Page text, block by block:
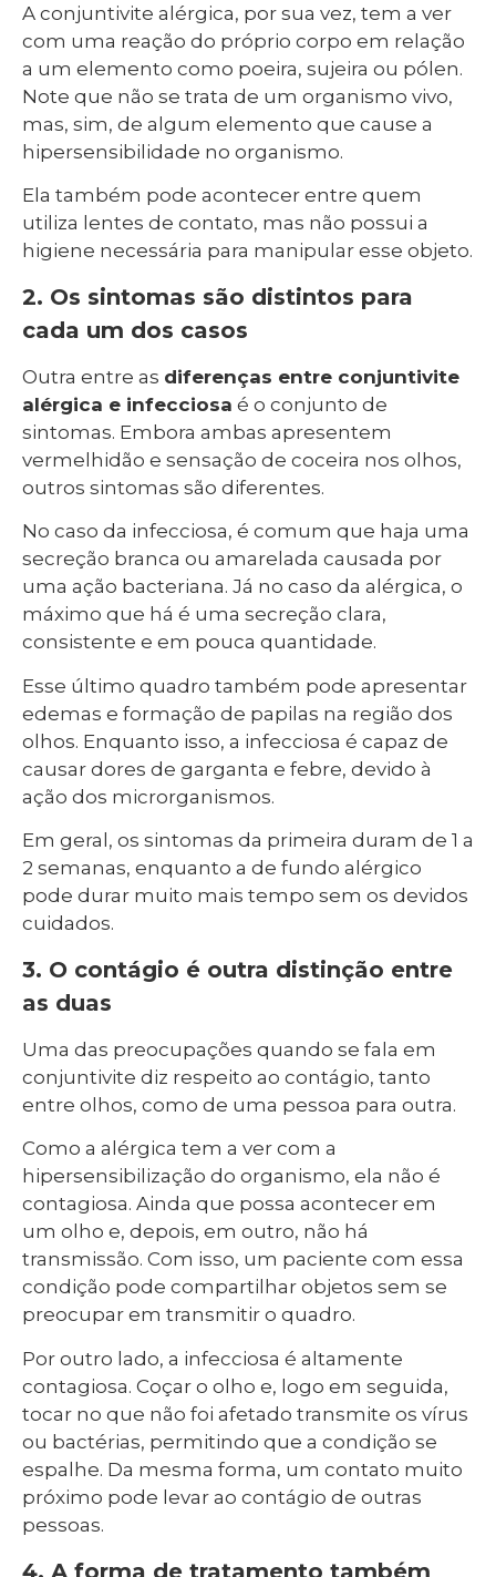
A conjuntivite alérgica, por sua vez, tem a ver
com uma reação do próprio corpo em relação
a um elemento como poeira, sujeira ou pólen.
Note que não se trata de um organismo vivo,
mas, sim, de algum elemento que cause a
hipersensibilidade no organismo.
Ela também pode acontecer entre quem
utiliza lentes de contato, mas não possui a
higiene necessária para manipular esse objeto.
2. Os sintomas são distintos para
cada um dos casos
Outra entre as diferenças entre conjuntivite
alérgica e infecciosa é o conjunto de
sintomas. Embora ambas apresentem
vermelhidão e sensação de coceira nos olhos,
outros sintomas são diferentes.
No caso da infecciosa, é comum que haja uma
secreção branca ou amarelada causada por
uma ação bacteriana. Já no caso da alérgica, o
máximo que há é uma secreção clara,
consistente e em pouca quantidade.
Esse último quadro também pode apresentar
edemas e formação de papilas na região dos
olhos. Enquanto isso, a infecciosa é capaz de
causar dores de garganta e febre, devido à
ação dos microrganismos.
Em geral, os sintomas da primeira duram de 1 a
2 semanas, enquanto a de fundo alérgico
pode durar muito mais tempo sem os devidos
cuidados.
3. O contágio é outra distinção entre
as duas
Uma das preocupações quando se fala em
conjuntivite diz respeito ao contágio, tanto
entre olhos, como de uma pessoa para outra.
Como a alérgica tem a ver com a
hipersensibilização do organismo, ela não é
contagiosa. Ainda que possa acontecer em
um olho e, depois, em outro, não há
transmissão. Com isso, um paciente com essa
condição pode compartilhar objetos sem se
preocupar em transmitir o quadro.
Por outro lado, a infecciosa é altamente
contagiosa. Coçar o olho e, logo em seguida,
tocar no que não foi afetado transmite os vírus
ou bactérias, permitindo que a condição se
espalhe. Da mesma forma, um contato muito
próximo pode levar ao contágio de outras
pessoas.
4. A forma de tratamento também